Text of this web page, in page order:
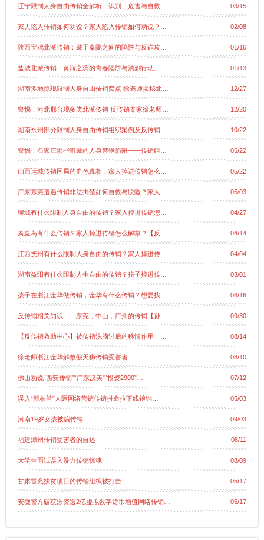
辽宁限制人身自由传销全解析：识别、危害与自救… 03/15
家人陷入传销如何劝说？家人陷入传销如何劝说？… 02/08
陕西宝鸡北派传销：藏于秦陇之间的陷阱与反诈攻… 01/16
盐城北派传销：黄海之滨的青春陷阱与清剿行动。… 01/13
湖南多地惊现限制人身自由传销窝点 徐老师揭秘北… 12/27
警惕！河北邢台现多类北派传销 反传销专家徐老师… 12/20
湖南永州部分限制人身自由传销组织案例及反传销… 10/22
警惕！石家庄那些暗藏的人身禁锢陷阱——传销组… 05/22
山西运城传销困局的血色真相，家人掉进传销怎么… 05/22
广东东莞遭遇传销非法拘禁如何自救与脱险？家人… 05/03
聊城有什么限制人身自由的传销？家人掉进传销怎… 04/27
秦皇岛有什么传销？家人掉进传销怎么解救？【反… 04/14
江西抚州有什么限制人身自由的传销？家人掉进传… 04/04
湖南益阳有什么限制人生自由的传销？孩子掉进传… 03/01
孩子在浙江金华做传销，金华有什么传销？想要找… 08/16
反传销相关知识——东莞，中山，广州的传销【孙… 09/30
【反传销救助中心】被传销洗脑过后的移情作用，… 08/14
徐老师浙江金华解救假天狮传销受害者 08/10
佛山劝说“西安传销”“广东汉美”“投资2900”… 07/12
误入“新柏兰”人际网络营销传销拼命拉下线锒铛… 05/03
河南19岁女孩被骗传销 09/03
福建漳州传销受害者的自述 08/11
大学生面试误入暴力传销惊魂 08/09
甘肃冒充扶贫项目的传销组织被打击 05/17
安徽警方破获涉资逾2亿虚拟数字货币增值网络传销… 05/17